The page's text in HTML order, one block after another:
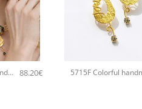
5715A Colorful handmade crystal χειροποίητο κολιέ Catherine bijoux Γκρι 88.20€